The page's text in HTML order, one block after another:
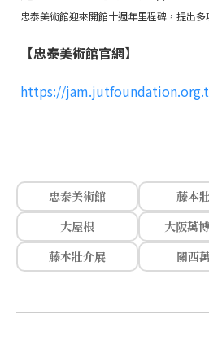
忠泰美術館迎來開館十週年里程碑，提出
【忠泰美術館官網】
https://
忠泰美術館
藤本
大屋根
大阪萬
藤本壯介展
關西